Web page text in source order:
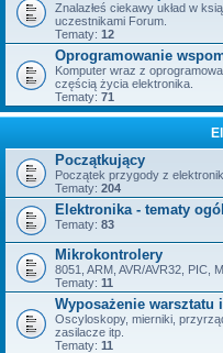
Znalazłeś ciekawy układ w
uczestnikami Forum.
Tematy: 12
Oprogramowanie
Komputer wraz z
częścią życia elektronika.
Tematy: 71
Początkujący
Początek przygody z
Tematy: 204
Elektronika - tematy
Tematy: 83
Mikrokontrolery
8051, ARM, AVR/AVR32, PIC,
Tematy: 11
Wyposażenie warsztatu
Oscyloskopy, mierniki,
zasilacze itp.
Tematy: 11